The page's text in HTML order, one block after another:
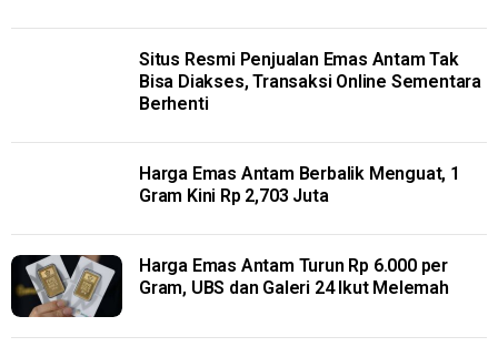
Situs Resmi Penjualan Emas Antam Tak
Bisa Diakses, Transaksi Online Sementara
Berhenti
Harga Emas Antam Berbalik Menguat, 1
Gram Kini Rp 2,703 Juta
Harga Emas Antam Turun Rp 6.000 per
Gram, UBS dan Galeri 24 Ikut Melemah